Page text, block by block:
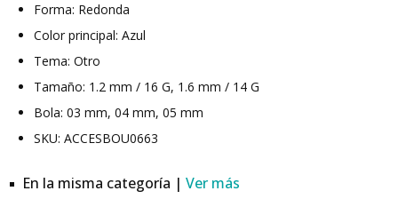
Forma: Redonda
Color principal: Azul
Tema: Otro
Tamaño: 1.2 mm / 16 G, 1.6 mm / 14 G
Bola: 03 mm, 04 mm, 05 mm
SKU: ACCESBOU0663
En la misma categoría | Ver más